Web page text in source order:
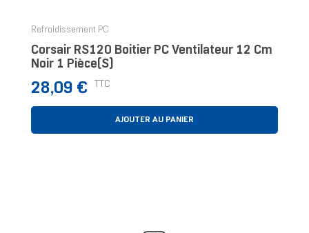
Refroidissement PC
Corsair RS120 Boitier PC Ventilateur 12 Cm
Noir 1 Pièce(s)
Prix
28,09 € TTC
AJOUTER AU PANIER